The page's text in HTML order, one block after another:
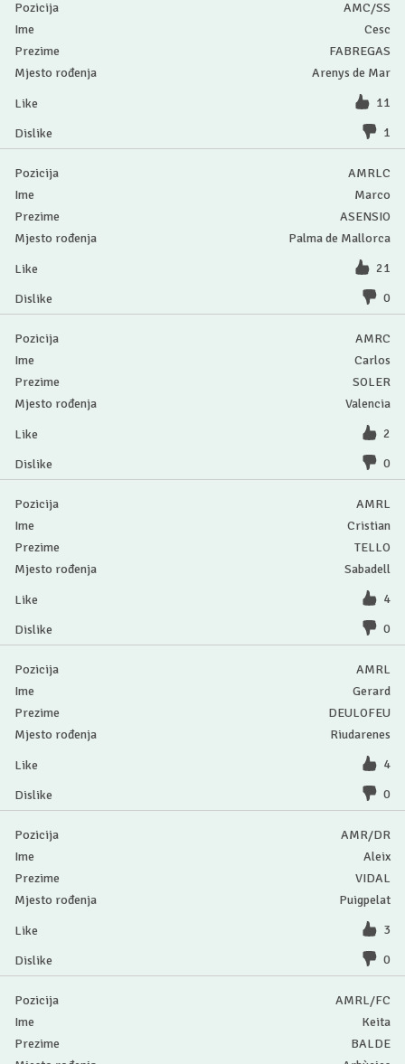
AMC/SS
Cesc
FABREGAS
Arenys de Mar
11
1
AMRLC
Marco
ASENSIO
Palma de Mallorca
21
0
AMRC
Carlos
SOLER
Valencia
2
0
AMRL
Cristian
TELLO
Sabadell
4
0
AMRL
Gerard
DEULOFEU
Riudarenes
4
0
AMR/DR
Aleix
VIDAL
Puigpelat
3
0
AMRL/FC
Keita
BALDE